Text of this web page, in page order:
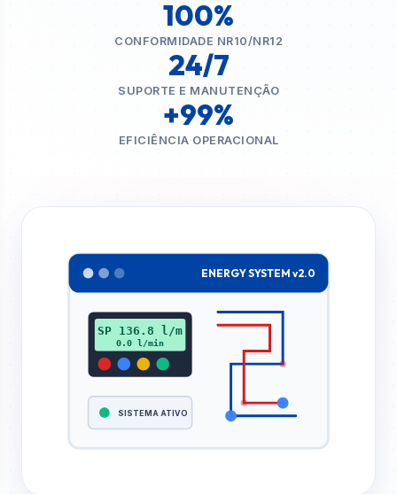
100%
CONFORMIDADE NR10/NR12
24/7
SUPORTE E MANUTENÇÃO
+99%
EFICIÊNCIA OPERACIONAL
ENERGY SYSTEM v2.0
SP 136.8 l/m
0.0 l/min
SISTEMA ATIVO